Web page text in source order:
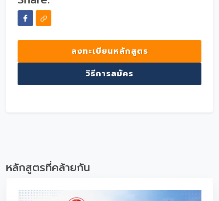
ลงทะเบียนหลักสูตร
วิธีการสมัคร
หลักสูตรที่คล้ายกัน